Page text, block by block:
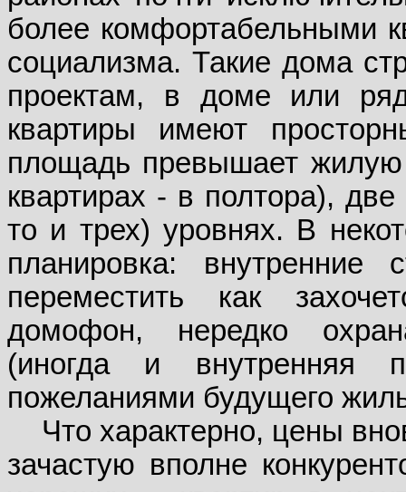
более комфортабельными
социализма. Такие дома
проектам, в доме или
квартиры имеют
площадь превышает
квартирах - в полтора),
то и трех) уровнях. В
планировка:
переместить как
домофон, нередко
(иногда и внутренняя
пожеланиями будущего
Что характерно, цены
зачастую вполне